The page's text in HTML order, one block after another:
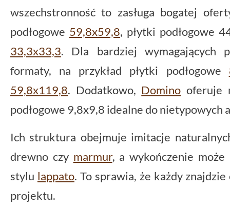
wszechstronność to zasługa bogatej
podłogowe 59,8x59,8, płytki podłogowe
33,3x33,3. Dla bardziej wymagających
formaty, na przykład płytki podłogowe
59,8x119,8. Dodatkowo, Domino oferuje
podłogowe 9,8x9,8 idealne do nietypowych
Ich struktura obejmuje imitacje
drewno czy marmur, a wykończenie
stylu lappato. To sprawia, że każdy
projektu.